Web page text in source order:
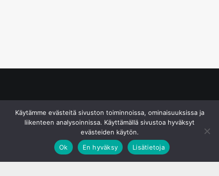
Käytämme evästeitä sivuston toiminnoissa, ominaisuuksissa ja
liikenteen analysoinnissa. Käyttämällä sivustoa hyväksyt
evästeiden käytön.
Ok
En hyväksy Lisätietoja